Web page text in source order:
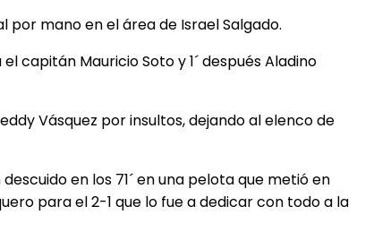
mano en el área de Israel Salgado.
capitán Mauricio Soto y 1´ después Aladino
Vásquez por insultos, dejando al elenco de
en los 71´ en una pelota que metió en
para el 2-1 que lo fue a dedicar con todo a la